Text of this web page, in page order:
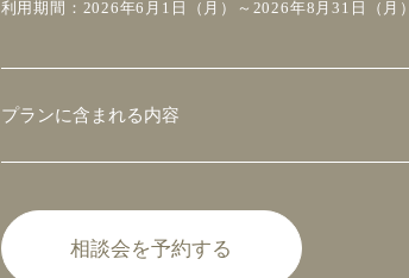
利用期間：2026年6月1日（月）～2026年8月31日（月）
プランに含まれる内容
相談会を予約する